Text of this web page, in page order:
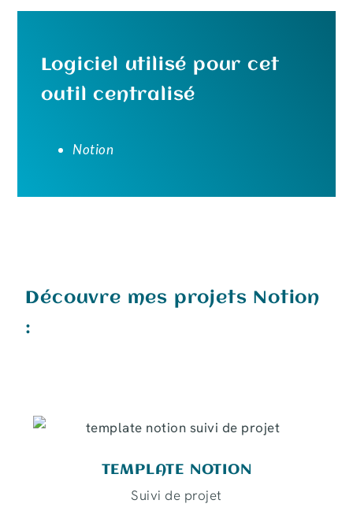
Logiciel utilisé pour cet
outil centralisé
Notion
Découvre mes projets Notion
:
TEMPLATE NOTION
Suivi de projet